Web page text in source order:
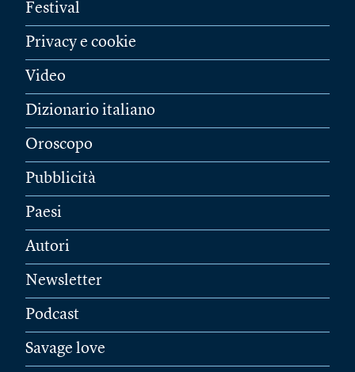
Festival
Privacy e cookie
Video
Dizionario italiano
Oroscopo
Pubblicità
Paesi
Autori
Newsletter
Podcast
Savage love